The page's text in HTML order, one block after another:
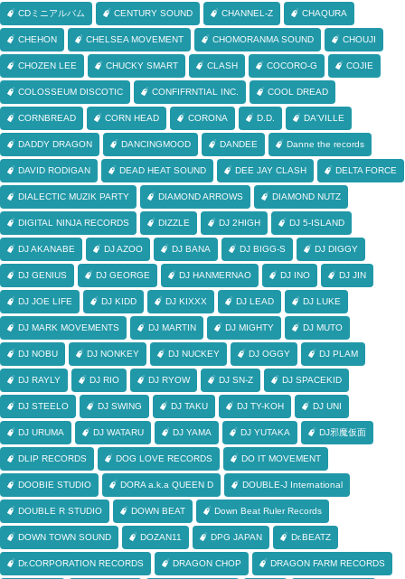
CDミニアルバム CENTURY SOUND CHANNEL-Z CHAQURA
CHEHON CHELSEA MOVEMENT CHOMORANMA SOUND CHOUJI
CHOZEN LEE CHUCKY SMART CLASH COCORO-G COJIE
COLOSSEUM DISCOTIC CONFIFRNTIAL INC. COOL DREAD
CORNBREAD CORN HEAD CORONA D.D. DA'VILLE
DADDY DRAGON DANCINGMOOD DANDEE Danne the records
DAVID RODIGAN DEAD HEAT SOUND DEE JAY CLASH DELTA FORCE
DIALECTIC MUZIK PARTY DIAMOND ARROWS DIAMOND NUTZ
DIGITAL NINJA RECORDS DIZZLE DJ 2HIGH DJ 5-ISLAND
DJ AKANABE DJ AZOO DJ BANA DJ BIGG-S DJ DIGGY
DJ GENIUS DJ GEORGE DJ HANMERNAO DJ INO DJ JIN
DJ JOE LIFE DJ KIDD DJ KIXXX DJ LEAD DJ LUKE
DJ MARK MOVEMENTS DJ MARTIN DJ MIGHTY DJ MUTO
DJ NOBU DJ NONKEY DJ NUCKEY DJ OGGY DJ PLAM
DJ RAYLY DJ RIO DJ RYOW DJ SN-Z DJ SPACEKID
DJ STEELO DJ SWING DJ TAKU DJ TY-KOH DJ UNI
DJ URUMA DJ WATARU DJ YAMA DJ YUTAKA DJ邪魔仮面
DLIP RECORDS DOG LOVE RECORDS DO IT MOVEMENT
DOOBIE STUDIO DORA a.k.a QUEEN D DOUBLE-J International
DOUBLE R STUDIO DOWN BEAT Down Beat Ruler Records
DOWN TOWN SOUND DOZAN11 DPG JAPAN Dr.BEATZ
Dr.CORPORATION RECORDS DRAGON CHOP DRAGON FARM RECORDS